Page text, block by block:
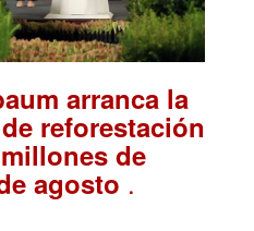
arranca la
reforestación
de
agosto .